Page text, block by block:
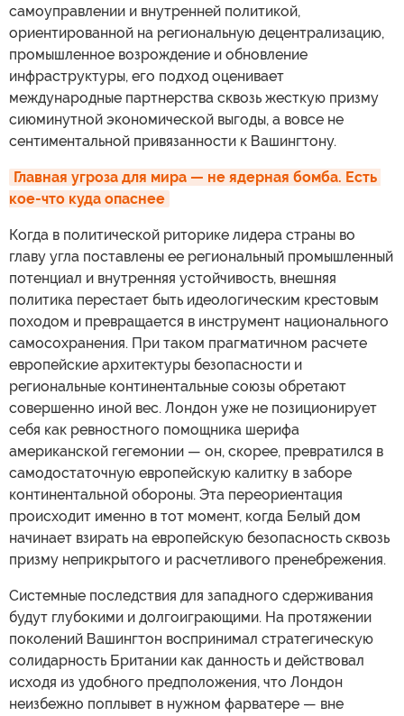
самоуправлении и внутренней политикой,
ориентированной на региональную децентрализацию,
промышленное возрождение и обновление
инфраструктуры, его подход оценивает
международные партнерства сквозь жесткую призму
сиюминутной экономической выгоды, а вовсе не
сентиментальной привязанности к Вашингтону.
Главная угроза для мира — не ядерная бомба. Есть
кое-что куда опаснее
Когда в политической риторике лидера страны во
главу угла поставлены ее региональный промышленный
потенциал и внутренняя устойчивость, внешняя
политика перестает быть идеологическим крестовым
походом и превращается в инструмент национального
самосохранения. При таком прагматичном расчете
европейские архитектуры безопасности и
региональные континентальные союзы обретают
совершенно иной вес. Лондон уже не позиционирует
себя как ревностного помощника шерифа
американской гегемонии — он, скорее, превратился в
самодостаточную европейскую калитку в заборе
континентальной обороны. Эта переориентация
происходит именно в тот момент, когда Белый дом
начинает взирать на европейскую безопасность сквозь
призму неприкрытого и расчетливого пренебрежения.
Системные последствия для западного сдерживания
будут глубокими и долгоиграющими. На протяжении
поколений Вашингтон воспринимал стратегическую
солидарность Британии как данность и действовал
исходя из удобного предположения, что Лондон
неизбежно поплывет в нужном фарватере — вне